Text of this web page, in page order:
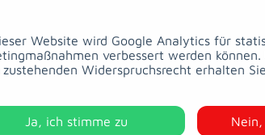
RESTAURANT
Website wird Google Analytics für
verbessert werden
zustehenden Widerspruchsrecht erhalten
Ja, ich stimme zu